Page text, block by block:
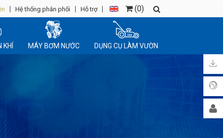
Hệ thống phân phối Hỗ trợ (0)
KHÍ MÁY BƠM NƯỚC DỤNG CỤ LÀM VƯỜN